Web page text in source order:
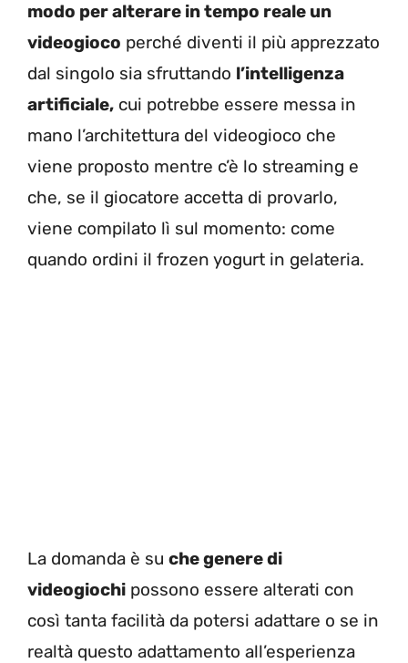
modo per alterare in tempo reale un
videogioco perché diventi il più apprezzato
dal singolo sia sfruttando l’intelligenza
artificiale, cui potrebbe essere messa in
mano l’architettura del videogioco che
viene proposto mentre c’è lo streaming e
che, se il giocatore accetta di provarlo,
viene compilato lì sul momento: come
quando ordini il frozen yogurt in gelateria.
La domanda è su che genere di
videogiochi possono essere alterati con
così tanta facilità da potersi adattare o se in
realtà questo adattamento all’esperienza